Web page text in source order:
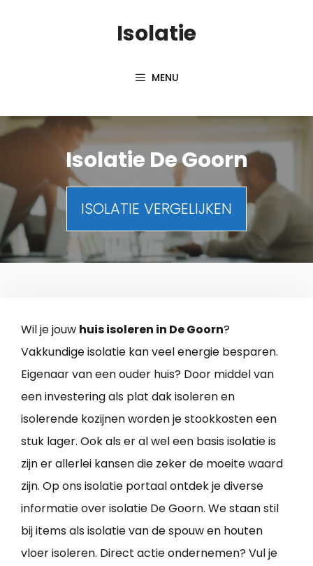
Isolatie
MENU
Isolatie De Goorn
ISOLATIE VERGELIJKEN
Wil je jouw huis isoleren in De Goorn?
Vakkundige isolatie kan veel energie besparen.
Eigenaar van een ouder huis? Door middel van
een investering als plat dak isoleren en
isolerende kozijnen worden je stookkosten een
stuk lager. Ook als er al wel een basis isolatie is
zijn er allerlei kansen die zeker de moeite waard
zijn. Op ons isolatie portaal ontdek je diverse
informatie over isolatie De Goorn. We staan stil
bij items als isolatie van de spouw en houten
vloer isoleren. Direct actie ondernemen? Vul je